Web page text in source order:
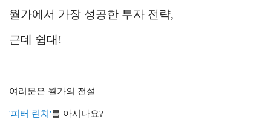
월가에서 가장 성공한 투자 전략,
근데 쉽대!
여러분은 월가의 전설
'피터 린치'를 아시나요?